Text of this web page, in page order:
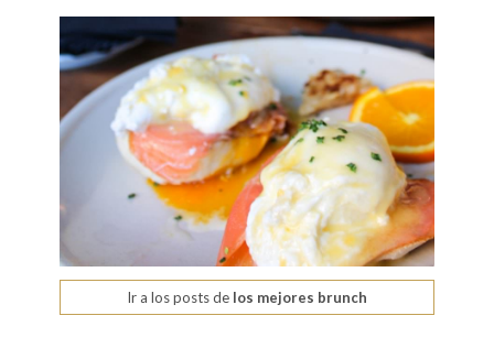
Ir a los posts de los mejores brunch